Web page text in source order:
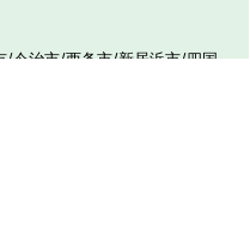
/今治市/西条市/新居浜市/四国